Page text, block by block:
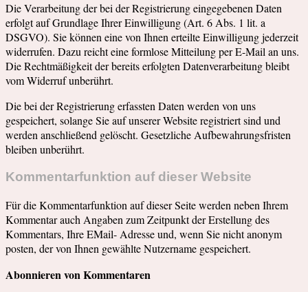
Die Verarbeitung der bei der Registrierung eingegebenen Daten
erfolgt auf Grundlage Ihrer Einwilligung (Art. 6 Abs. 1 lit. a
DSGVO). Sie können eine von Ihnen erteilte Einwilligung jederzeit
widerrufen. Dazu reicht eine formlose Mitteilung per E-Mail an uns.
Die Rechtmäßigkeit der bereits erfolgten Datenverarbeitung bleibt
vom Widerruf unberührt.
Die bei der Registrierung erfassten Daten werden von uns
gespeichert, solange Sie auf unserer Website registriert sind und
werden anschließend gelöscht. Gesetzliche Aufbewahrungsfristen
bleiben unberührt.
Kommentarfunktion auf dieser Website
Für die Kommentarfunktion auf dieser Seite werden neben Ihrem
Kommentar auch Angaben zum Zeitpunkt der Erstellung des
Kommentars, Ihre EMail- Adresse und, wenn Sie nicht anonym
posten, der von Ihnen gewählte Nutzername gespeichert.
Abonnieren von Kommentaren